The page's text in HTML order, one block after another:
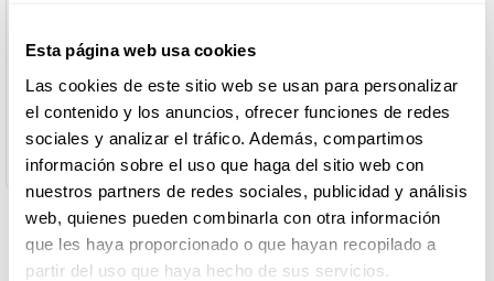
Esta página web usa cookies
Las cookies de este sitio web se usan para personalizar
el contenido y los anuncios, ofrecer funciones de redes
sociales y analizar el tráfico. Además, compartimos
información sobre el uso que haga del sitio web con
nuestros partners de redes sociales, publicidad y análisis
web, quienes pueden combinarla con otra información
que les haya proporcionado o que hayan recopilado a
partir del uso que haya hecho de sus servicios.
DROGUERÍA
Y LIMPIEZA
PERFUMERÍA
E HIGIENE
Nombre de Operador:
Dirección del Operador:
C/Ribera del Loira 20-22, 28042 - Madrid (España).
Cantidad neta:
1.5 lt
Productos relacionados